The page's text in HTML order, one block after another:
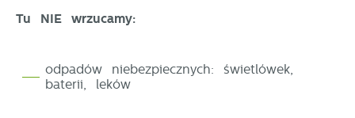
Tu NIE wrzucamy:
odpadów niebezpiecznych: świetlówek,
baterii, leków